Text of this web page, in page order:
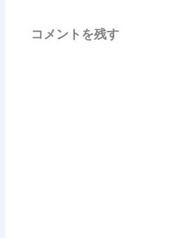
コメントを残す